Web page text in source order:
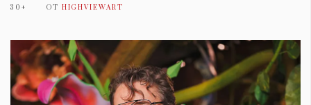
30+ ОТ HIGHVIEWART